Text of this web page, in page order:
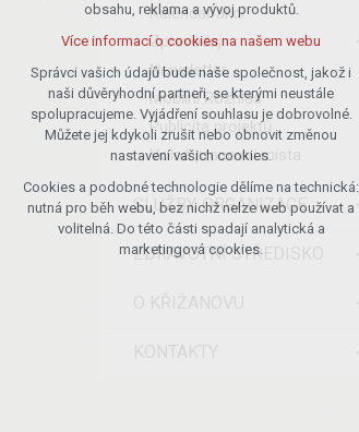
Kalendář akcí
Zpravodaj
Newsletter
Mobilní Rozhlas
Publicita projektů
Volná pracovní místa
SLUŽBY, ORGANIZACE
ZDRAVOTNÍ STŘEDISKO
Volitelná cookies
analytická pro anonymizované
vyhodnocení návštěvnosti
marketingová cookies (Google)
Více informací o cookies na našem webu
Přijmout všechny cookies
Odmítnout vše
obsahu, reklama a vývoj produktů.
Více informací o cookies na našem webu
Správci vašich údajů bude naše společnost, jakož i
naši důvěryhodní partneři, se kterými neustále
spolupracujeme. Vyjádření souhlasu je dobrovolné.
Můžete jej kdykoli zrušit nebo obnovit změnou
nastavení vašich cookies.
Cookies a podobné technologie dělíme na technická:
nutná pro běh webu, bez nichž nelze web používat a
volitelná. Do této části spadají analytická a
marketingová cookies.